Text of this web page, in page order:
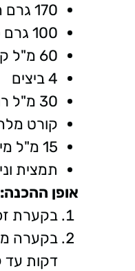
170 גרם חמאה חתוכה לחתיכות קטנות
100 גרם סוכר
60 מ"ל קפה
4 ביצים
30 מ"ל רום
קורט
15 מ"ל מים
תמצית
אופן ההכנה:
בקערת
דקות